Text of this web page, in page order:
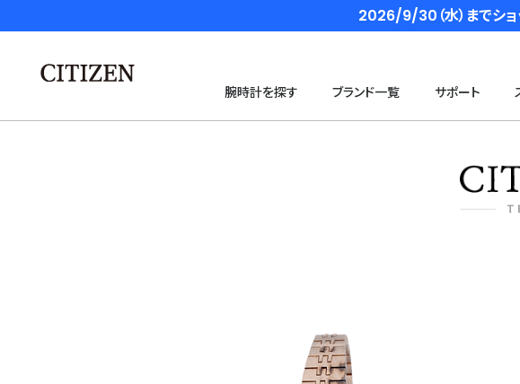
2026/9/30（水）までシ
腕時計を探す ブランド一覧 サポート